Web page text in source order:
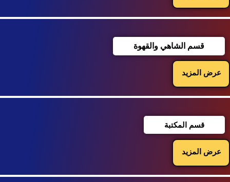
قسم الشاهي والقهوة
عرض المزيد
قسم المكتبة
عرض المزيد